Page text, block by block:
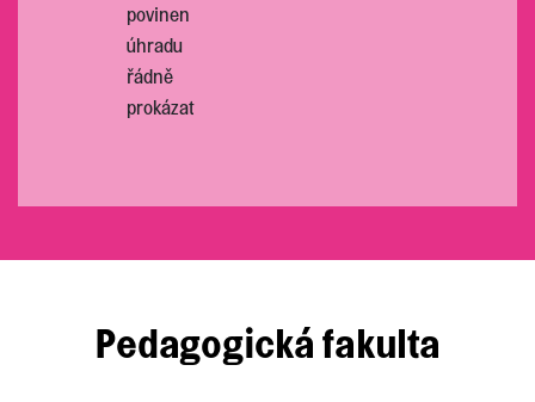
povinen
úhradu
řádně
prokázat
Pedagogická fakulta